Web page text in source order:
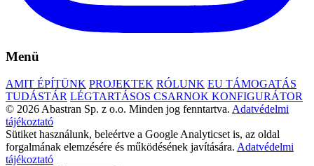
Menü
AMIT ÉPÍTÜNK PROJEKTEK RÓLUNK EU TÁMOGATÁS
TUDÁSTÁR LÉGTARTÁSOS CSARNOK KONFIGURÁTOR
© 2026 Abastran Sp. z o.o. Minden jog fenntartva. Adatvédelmi
tájékoztató
Sütiket használunk, beleértve a Google Analyticset is, az oldal
forgalmának elemzésére és működésének javítására. Adatvédelmi
tájékoztató